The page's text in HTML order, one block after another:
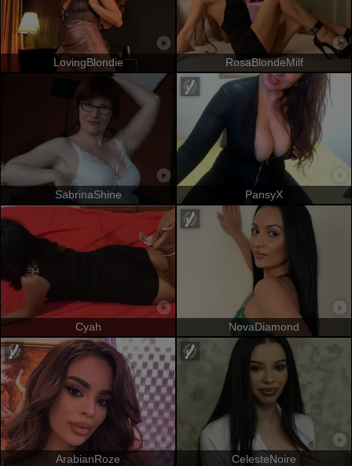
LovingBlondie RosaBlondeMilf
SabrinaShine PansyX
Cyah NovaDiamond
ArabianRoze CelesteNoire